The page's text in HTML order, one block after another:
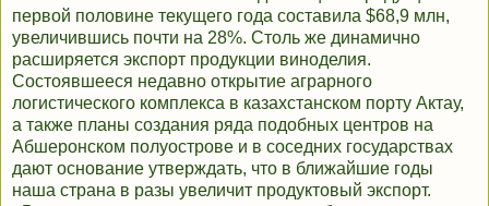
первой половине текущего года составила $68,9 млн,
увеличившись почти на 28%. Столь же динамично
расширяется экспорт продукции виноделия.
Состоявшееся недавно открытие аграрного
логистического комплекса в казахстанском порту Актау,
а также планы создания ряда подобных центров на
Абшеронском полуострове и в соседних государствах
дают основание утверждать, что в ближайшие годы
наша страна в разы увеличит продуктовый экспорт.